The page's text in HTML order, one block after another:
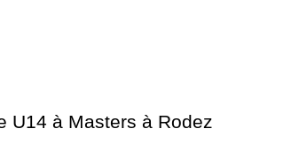
U14 à Masters à Rodez